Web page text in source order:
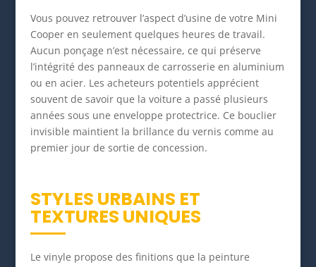
Vous pouvez retrouver l’aspect d’usine de votre Mini
Cooper en seulement quelques heures de travail.
Aucun ponçage n’est nécessaire, ce qui préserve
l’intégrité des panneaux de carrosserie en aluminium
ou en acier. Les acheteurs potentiels apprécient
souvent de savoir que la voiture a passé plusieurs
années sous une enveloppe protectrice. Ce bouclier
invisible maintient la brillance du vernis comme au
premier jour de sortie de concession.
STYLES URBAINS ET
TEXTURES UNIQUES
Le vinyle propose des finitions que la peinture